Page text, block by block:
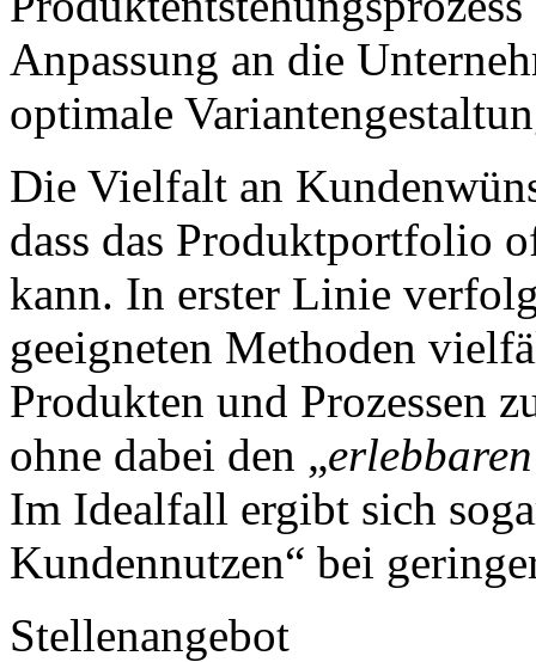
Anpassung an die
optimale
Die Vielfalt an
dass das Produktportfolio
kann. In erster Linie
geeigneten Methoden
Produkten und Prozessen
ohne dabei den „
Im Idealfall ergibt sich
Kundennutzen“ bei
Stellenangebot